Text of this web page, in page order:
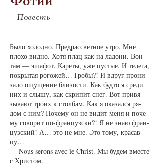
Повесть
Бы­ло хо­лод­но. Пред­рас­свет­ное ут­ро. Мне
пло­хо вид­но. Хо­тя плац как на ла­до­ни. Вон
там — эша­фот. Ка­ре­ты, уже пу­с­тые. И те­ле­га,
по­кры­тая ро­го­жей… Гро­бы?! И вдруг про­ни­
за­ло ощу­ще­ние бли­зос­ти. Как буд­то я сре­ди
них и слы­шу, как скри­пит снег. Вот при­вя­
зы­ва­ют тро­их к стол­бам. Как я ока­зал­ся ря­
дом с ним? По­че­му он не ви­дит ме­ня и по­че­
му го­во­рит по-фран­цуз­ски?! Я не знаю фран­
цуз­ский! А… это не мне. Это то­му, кра­сав­
цу…
— Nous serons avec le Christ. Мы бу­дем вмес­те
с Хрис­том.